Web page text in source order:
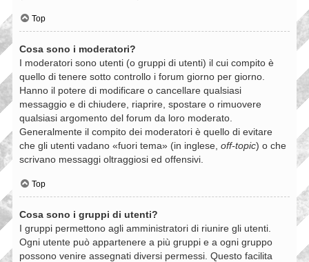
Top
Cosa sono i moderatori?
I moderatori sono utenti (o gruppi di utenti) il cui compito è
quello di tenere sotto controllo i forum giorno per giorno.
Hanno il potere di modificare o cancellare qualsiasi
messaggio e di chiudere, riaprire, spostare o rimuovere
qualsiasi argomento del forum da loro moderato.
Generalmente il compito dei moderatori è quello di evitare
che gli utenti vadano «fuori tema» (in inglese, off-topic) o che
scrivano messaggi oltraggiosi ed offensivi.
Top
Cosa sono i gruppi di utenti?
I gruppi permettono agli amministratori di riunire gli utenti.
Ogni utente può appartenere a più gruppi e a ogni gruppo
possono venire assegnati diversi permessi. Questo facilita